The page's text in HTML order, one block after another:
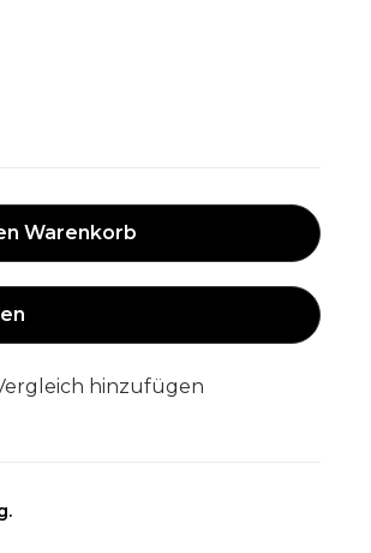
Warenkorb
hinzufügen